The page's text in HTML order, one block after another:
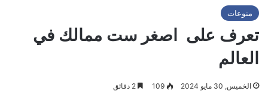
منوعات
تعرف على اصغر ست ممالك في
العالم
الخميس, 30 مايو 2024 109